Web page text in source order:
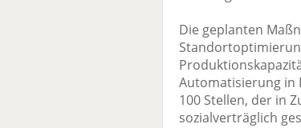
Die geplanten
Automatisierung in
100 Stellen, der in
sozialverträglich